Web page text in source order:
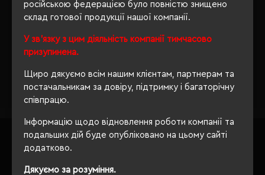
російською федерацією було повністю знищено
склад готової продукції нашої компанії.
У зв'язку з цим діяльність компанії тимчасово
призупинена.
Щиро дякуємо всім нашим клієнтам, партнерам та
постачальникам за довіру, підтримку і багаторічну
співпрацю.
Інформацію щодо відновлення роботи компанії та
подальших дій буде опубліковано на цьому сайті
додатково.
Дякуємо за розуміння.
Кількість кольорів: 6
V9618(Voyager)
Детальніше...
Кількість кольорів: 1
Модель:
V9668(Voyager)
Показано з 1 по 4 із 4 (1 сторінок)
ІНФОРМАЦІЯ